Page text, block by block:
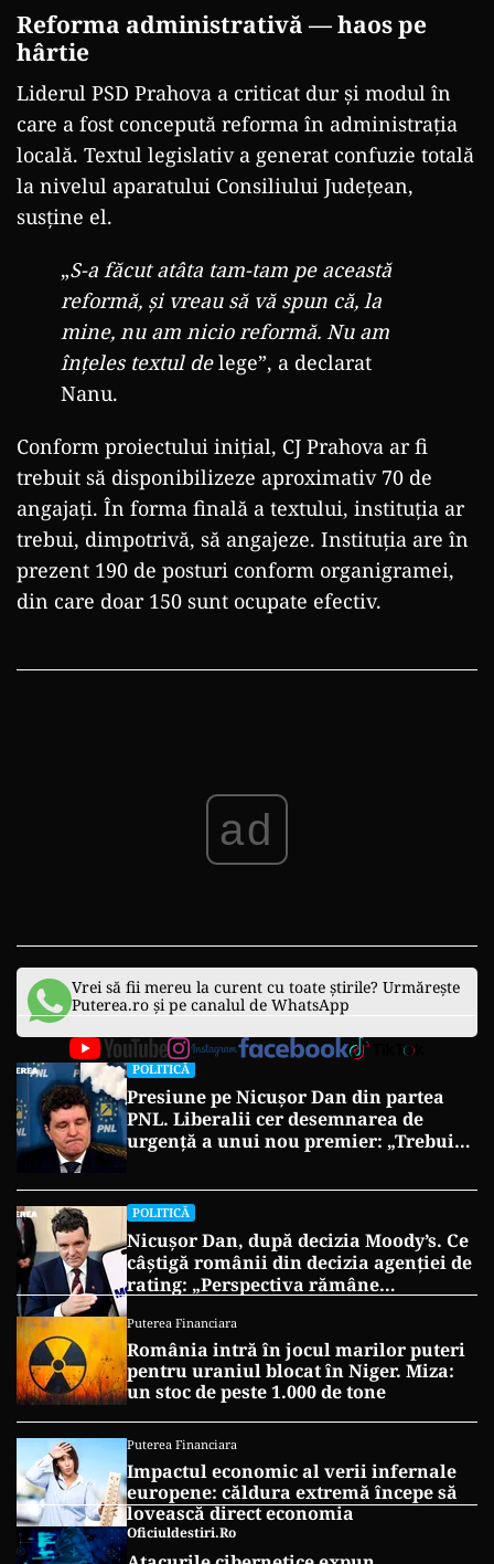
Reforma administrativă — haos pe
hârtie
Liderul PSD Prahova a criticat dur și modul în
care a fost concepută reforma în administrația
locală. Textul legislativ a generat confuzie totală
la nivelul aparatului Consiliului Județean,
susține el.
„S-a făcut atâta tam-tam pe această
reformă, și vreau să vă spun că, la
mine, nu am nicio reformă. Nu am
înțeles textul delege”, a declarat
Nanu.
Conform proiectului inițial, CJ Prahova ar fi
trebuit să disponibilizeze aproximativ 70 de
angajați. În forma finală a textului, instituția ar
trebui, dimpotrivă, să angajeze. Instituția are în
prezent 190 de posturi conform organigramei,
din care doar 150 sunt ocupate efectiv.
ad
Vrei să fii mereu la curent cu toate știrile? Urmărește
Puterea.ro și pe canalul de WhatsApp
POLITICĂ
Presiune pe Nicușor Dan din partea
PNL. Liberalii cer desemnarea de
urgență a unui nou premier: „Trebuie
POLITICĂ
Nicușor Dan, după decizia Moody’s. Ce
câștigă românii din decizia agenției de
rating: „Perspectiva rămâne
Puterea Financiara
România intră în jocul marilor puteri
pentru uraniul blocat în Niger. Miza:
un stoc de peste 1.000 de tone
Puterea Financiara
Impactul economic al verii infernale
europene: căldura extremă începe să
lovească direct economia
Oficiuldestiri.ro